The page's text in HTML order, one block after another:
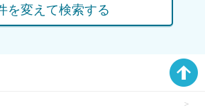
を変えて検索する